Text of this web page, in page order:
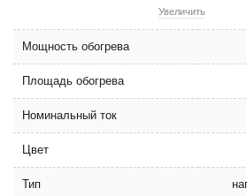
Увеличить
Мощность обогрева
Площадь обогрева
Номинальный ток
Цвет
Тип